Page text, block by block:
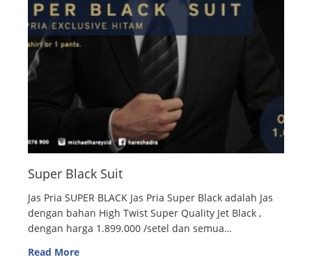
Super Black Suit
Jas Pria SUPER BLACK Jas Pria Super Black adalah Jas
dengan bahan High Twist Super Quality Jet Black ,
dengan harga 1.899.000 /setel dan semua…
Read More